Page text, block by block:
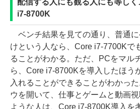
配信する人にも観る人にも等し
i7-8700K
ベンチ結果を見ての通り、普通
けという人なら、Core i7-7700Kで
ることがわかる。ただ、PCをマル
ら、Core i7-8700Kを導入したほう
入れることができることがわかっ
ウを開いて、仕事とゲームと動画
ような人は、Core i7-8700K導入を